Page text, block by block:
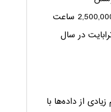
از داده‌ها با